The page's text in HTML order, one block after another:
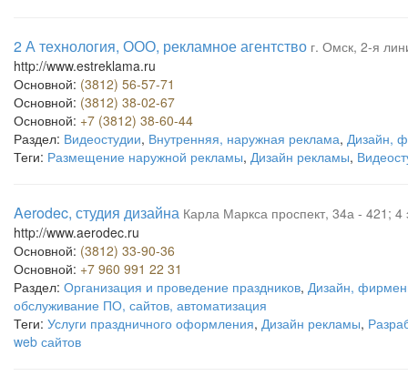
2 А технология, ООО, рекламное агентство г. Омск, 2-я
http://www.estreklama.ru
Основной: (3812) 56-57-71
Основной: (3812) 38-02-67
Основной: +7 (3812) 38-60-44
Раздел: Видеостудии, Внутренняя, наружная реклама, Дизайн,
Теги: Размещение наружной рекламы, Дизайн рекламы,
Aerodec, студия дизайна Карла Маркса проспект, 34а - 421; 4
http://www.aerodec.ru
Основной: (3812) 33-90-36
Основной: +7 960 991 22 31
Раздел: Организация и проведение праздников, Дизайн,
обслуживание ПО, сайтов, автоматизация
Теги: Услуги праздничного оформления, Дизайн рекламы,
web сайтов